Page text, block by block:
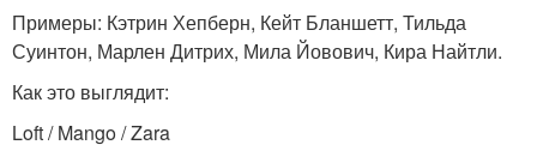
Примеры: Кэтрин Хепберн, Кейт Бланшетт, Тильда
Суинтон, Марлен Дитрих, Мила Йовович, Кира Найтли.
Как это выглядит:
Loft / Mango / Zara